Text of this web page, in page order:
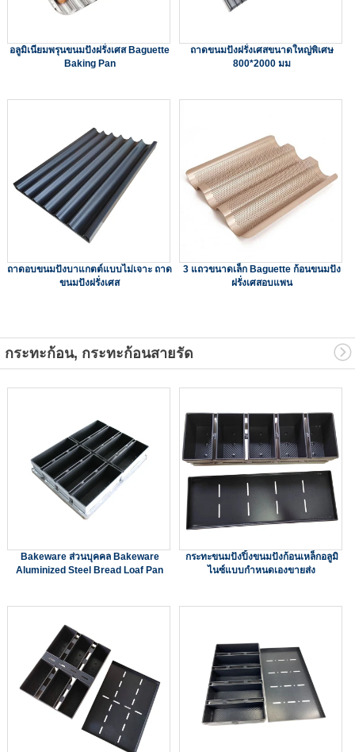
อลูมิเนียมพรุนขนมปังฝรั่งเศส Baguette
Baking Pan
ถาดขนมปังฝรั่งเศสขนาดใหญ่พิเศษ
800*2000 มม
ถาดอบขนมปังบาแกตต์แบบไม่เจาะ ถาด
ขนมปังฝรั่งเศส
3 แถวขนาดเล็ก Baguette ก้อนขนมปัง
ฝรั่งเศสอบแพน
กระทะก้อน, กระทะก้อนสายรัด
Bakeware ส่วนบุคคล Bakeware
Aluminized Steel Bread Loaf Pan
กระทะขนมปังปิ้งขนมปังก้อนเหล็กอลูมิ
ไนซ์แบบกำหนดเองขายส่ง